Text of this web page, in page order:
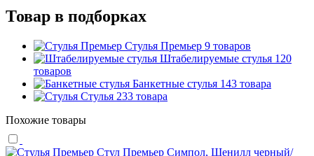
Товар в подборках
Стулья Премьер 9 товаров
Штабелируемые стулья 120
товаров
Банкетные стулья 143 товара
Стулья 233 товара
Похожие товары